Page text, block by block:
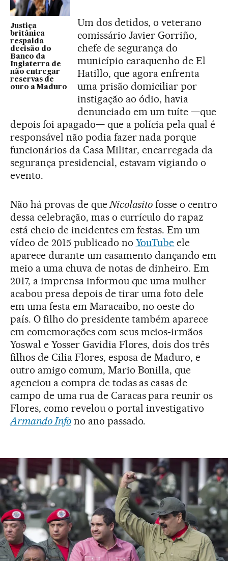
Justiça
britânica
respalda
decisão do
Banco da
Inglaterra de
não entregar
reservas de
ouro a Maduro
Um dos detidos, o veterano
comissário Javier Gorriño,
chefe de segurança do
município caraquenho de El
Hatillo, que agora enfrenta
uma prisão domiciliar por
instigação ao ódio, havia
denunciado em um tuíte —que
depois foi apagado— que a polícia pela qual é
responsável não podia fazer nada porque
funcionários da Casa Militar, encarregada da
segurança presidencial, estavam vigiando o
evento.
Não há provas de queNicolasito fosse o centro
dessa celebração, mas o currículo do rapaz
está cheio de incidentes em festas. Em um
vídeo de 2015 publicado no YouTube ele
aparece durante um casamento dançando em
meio a uma chuva de notas de dinheiro. Em
2017, a imprensa informou que uma mulher
acabou presa depois de tirar uma foto dele
em uma festa em Maracaibo, no oeste do
país. O filho do presidente também aparece
em comemorações com seus meios-irmãos
Yoswal e Yosser Gavidia Flores, dois dos três
filhos de Cilia Flores, esposa de Maduro, e
outro amigo comum, Mario Bonilla, que
agenciou a compra de todas as casas de
campo de uma rua de Caracas para reunir os
Flores, como revelou o portal investigativo
Armando Infono ano passado.